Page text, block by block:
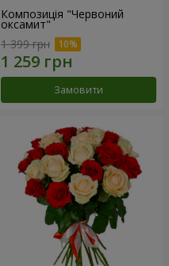
Композиція "Червоний
оксамит"
1 399 грн
Замовити